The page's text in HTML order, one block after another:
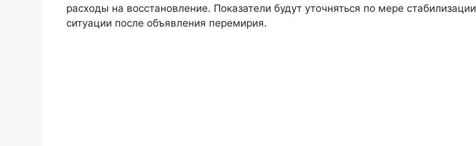
расходы на восстановление. Показатели будут уточняться по мере стабилизации
ситуации после объявления перемирия.